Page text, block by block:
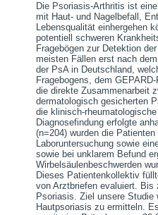
Die Psoriasis-Arthritis ist
mit Haut- und Nagelbefall,
Lebensqualität einhergehen
potentiell schweren
Fragebögen zur Detektion
meisten Fällen erst nach
der PsA in Deutschland,
Fragebogens, dem
die direkte Zusammenarbeit
dermatologisch gesicherten
die klinisch-
Diagnosefindung erfolgte
(n=204) wurden die
Laboruntersuchung sowie
sowie bei unklarem Befund
Wirbelsäulenbeschwerden
Dieses Patientenkollektiv
von Arztbriefen evaluiert.
Psoriasis. Ziel unsere
Hautpsoriasis zu ermitteln.